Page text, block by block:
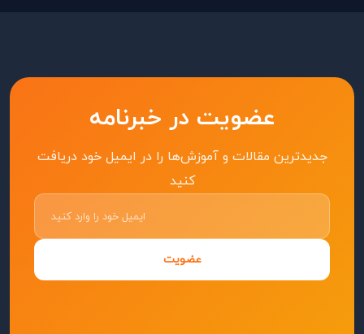
عضویت در خبرنامه
جدیدترین مقالات و آموزش‌ها را در ایمیل خود دریافت
کنید
عضویت